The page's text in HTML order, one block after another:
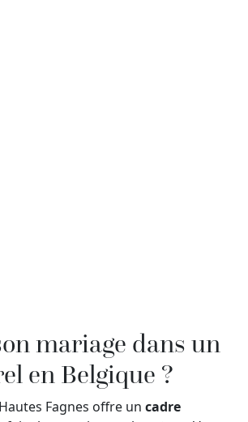
mariage dans un
en Belgique ?
Fagnes offre un cadre